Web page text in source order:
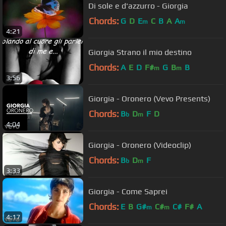
4:21
Di sole e d'azzurro - Giorgia
Chords: G D Em C B A Am
3:56
Giorgia Strano il mio destino
Chords: A E D F#m G Bm B
4:04
Giorgia - Oronero (Vevo Presents)
Chords: Bb Dm F D
3:33
Giorgia - Oronero (Videoclip)
Chords: Bb Dm F
4:17
Giorgia - Come Saprei
Chords: E B G#m C#m C# F# A